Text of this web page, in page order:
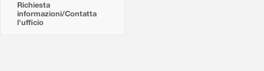
Richiesta
informazioni/Contatta
l'ufficio